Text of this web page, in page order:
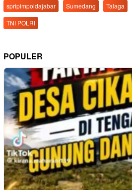
spripimpoldajabar
Sumedang Talaga
TNI POLRI
POPULER